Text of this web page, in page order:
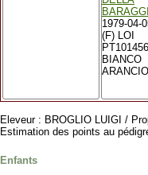
1979-04-
(F) LOI
BIANCO
ARANCIO
Eleveur : BROGLIO LUIGI /
Estimation des points au
Enfants